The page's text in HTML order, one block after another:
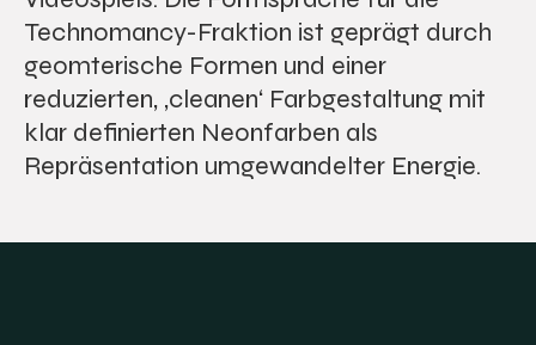
Technomancy-Fraktion ist geprägt durch
geomterische Formen und einer
reduzierten, ‚cleanen‘ Farbgestaltung mit
klar definierten Neonfarben als
Repräsentation umgewandelter Energie.